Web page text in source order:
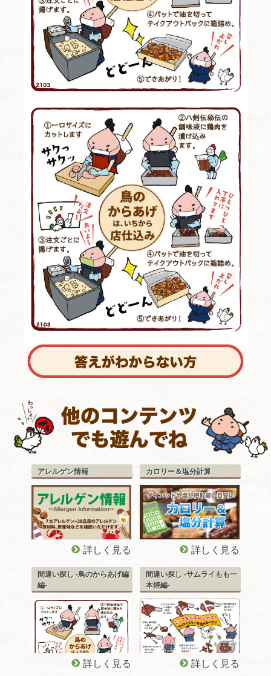
アレルゲン情報
詳しく見る
カロリー＆塩分計算
詳しく見る
間違い探し -鳥のからあげ編
編-
詳しく見る
間違い探し -サムライもも一
本焼編-
詳しく見る